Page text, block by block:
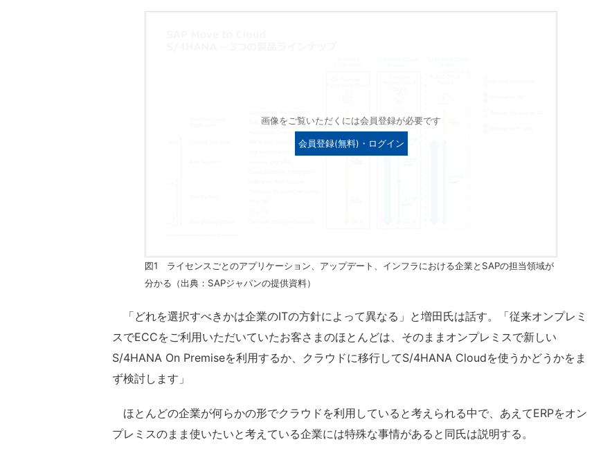
画像をご覧いただくには会員登録が必要です
会員登録(無料)・ログイン
図1 ライセンスごとのアプリケーション、アップデート、インフラにおける企業とSAPの担当領域が
分かる（出典：SAPジャパンの提供資料）
「どれを選択すべきかは企業のITの方針によって異なる」と増田氏は話す。「従来オンプレミ
スでECCをご利用いただいていたお客さまのほとんどは、そのままオンプレミスで新しい
S/4HANA On Premiseを利用するか、クラウドに移行してS/4HANA Cloudを使うかどうかをま
ず検討します」
ほとんどの企業が何らかの形でクラウドを利用していると考えられる中で、あえてERPをオン
プレミスのまま使いたいと考えている企業には特殊な事情があると同氏は説明する。